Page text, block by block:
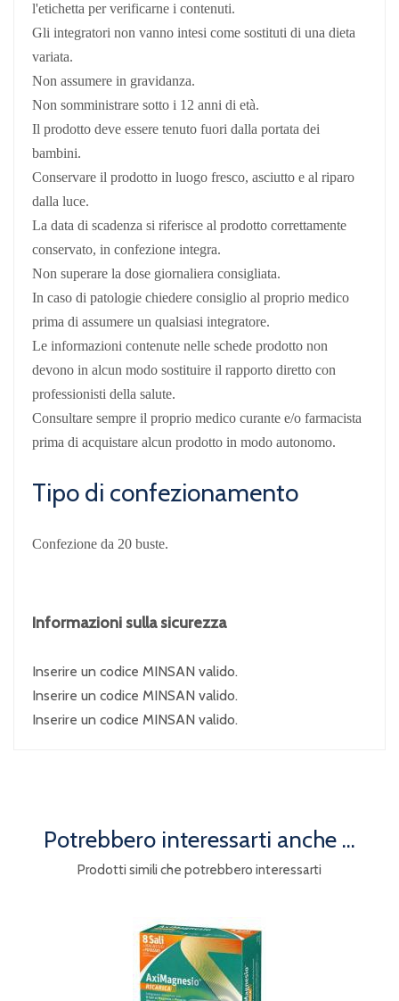
l'etichetta per verificarne i contenuti.
Gli integratori non vanno intesi come sostituti di una dieta
variata.
Non assumere in gravidanza.
Non somministrare sotto i 12 anni di età.
Il prodotto deve essere tenuto fuori dalla portata dei
bambini.
Conservare il prodotto in luogo fresco, asciutto e al riparo
dalla luce.
La data di scadenza si riferisce al prodotto correttamente
conservato, in confezione integra.
Non superare la dose giornaliera consigliata.
In caso di patologie chiedere consiglio al proprio medico
prima di assumere un qualsiasi integratore.
Le informazioni contenute nelle schede prodotto non
devono in alcun modo sostituire il rapporto diretto con
professionisti della salute.
Consultare sempre il proprio medico curante e/o farmacista
prima di acquistare alcun prodotto in modo autonomo.
Tipo di confezionamento
Confezione da 20 buste.
Informazioni sulla sicurezza
Inserire un codice MINSAN valido.
Inserire un codice MINSAN valido.
Inserire un codice MINSAN valido.
Potrebbero interessarti anche ...
Prodotti simili che potrebbero interessarti